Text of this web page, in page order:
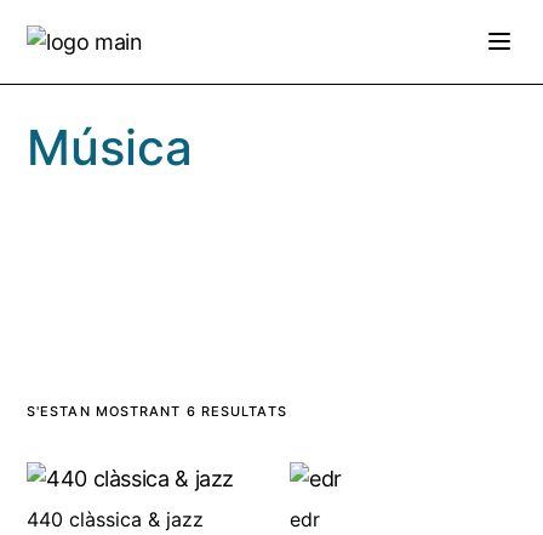
the
Música
S'ESTAN MOSTRANT 6 RESULTATS
440 clàssica & jazz edr